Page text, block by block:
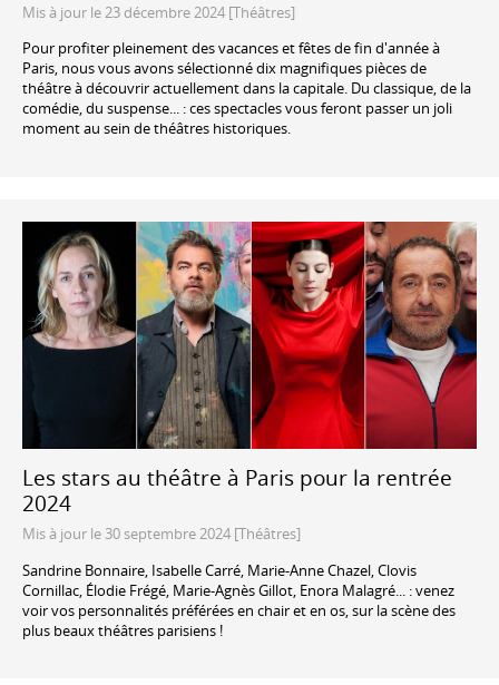
Mis à jour le 23 décembre 2024 [Théâtres]
Pour profiter pleinement des vacances et fêtes de fin d'année à
Paris, nous vous avons sélectionné dix magnifiques pièces de
théâtre à découvrir actuellement dans la capitale. Du classique, de la
comédie, du suspense... : ces spectacles vous feront passer un joli
moment au sein de théâtres historiques.
Les stars au théâtre à Paris pour la rentrée
2024
Mis à jour le 30 septembre 2024 [Théâtres]
Sandrine Bonnaire, Isabelle Carré, Marie-Anne Chazel, Clovis
Cornillac, Élodie Frégé, Marie-Agnès Gillot, Enora Malagré... : venez
voir vos personnalités préférées en chair et en os, sur la scène des
plus beaux théâtres parisiens !